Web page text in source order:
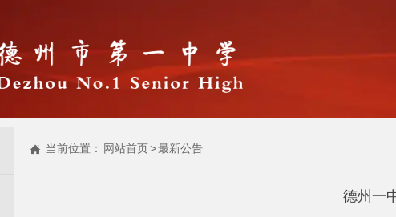
德州一
 当前位置： 网站首页>最新公告